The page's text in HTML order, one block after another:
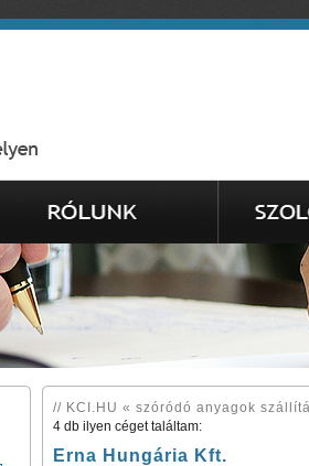
// KCI.HU « szóródó anyagok
4 db ilyen céget találtam:
Erna Hungária Kft.